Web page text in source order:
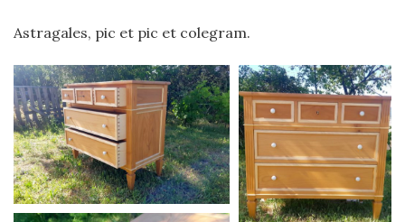
Astragales, pic et pic et colegram.